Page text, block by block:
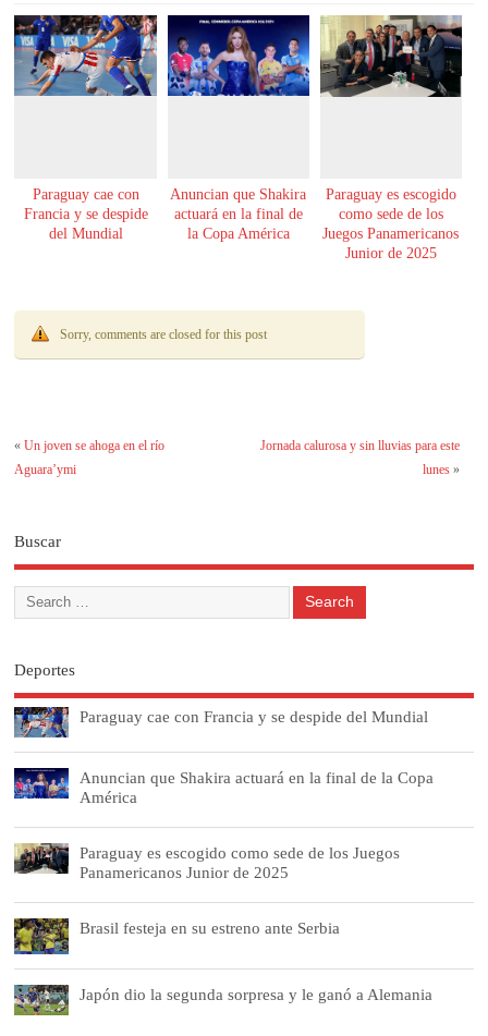
Paraguay cae con
Francia y se despide
del Mundial
Anuncian que Shakira
actuará en la final de
la Copa América
Paraguay es escogido
como sede de los
Juegos Panamericanos
Junior de 2025
Sorry, comments are closed for this post
«Un joven se ahoga en el río
Aguara’ymi
Jornada calurosa y sin lluvias para este
lunes»
Buscar
Deportes
Paraguay cae con Francia y se despide del Mundial
Anuncian que Shakira actuará en la final de la Copa
América
Paraguay es escogido como sede de los Juegos
Panamericanos Junior de 2025
Brasil festeja en su estreno ante Serbia
Japón dio la segunda sorpresa y le ganó a Alemania